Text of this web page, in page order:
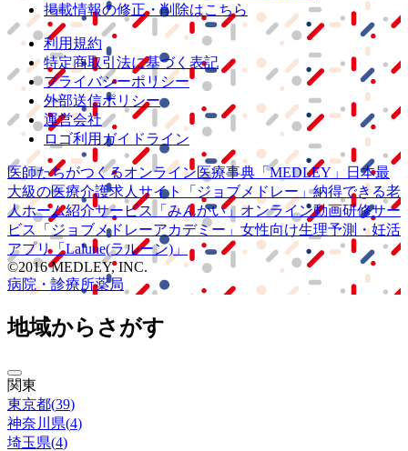
掲載情報の修正・削除はこちら
利用規約
特定商取引法に基づく表記
プライバシーポリシー
外部送信ポリシー
運営会社
ロゴ利用ガイドライン
医師たちがつくるオンライン医療事典 「MEDLEY」
日本最
大級の医療介護求人サイト 「ジョブメドレー」納得できる老
人ホーム紹介サービス
「みんかい」 オンライン動画研修サー
ビス
「ジョブメドレーアカデミー」 女性向け生理予測・妊活
アプリ「Lalune(ラルーン)」
©2016 MEDLEY, INC.
病院・診療所薬局
地域からさがす
関東
東京都(39)
神奈川県(4)
埼玉県(4)